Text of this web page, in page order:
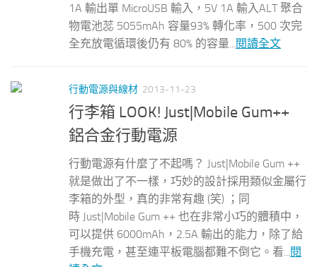
1A 輸出單 MicroUSB 輸入，5V 1A 輸入ALT 聚合
物電池蕊 5055mAh 容量93% 轉化率，500 次完
全充放電循環後仍有 80% 的容量...閱讀全文
行動電源與線材 2013-11-23
行李箱 LOOK! Just|Mobile Gum++
鋁合金行動電源
行動電源有什麼了不起嗎？ Just|Mobile Gum ++
就是做出了不一樣，巧妙的設計採用類似金屬行
李箱的外型，真的非常有趣 (笑) ；同
時 Just|Mobile Gum ++ 也在非常小巧的體積中，
可以提供 6000mAh，2.5A 輸出的能力，除了給
手機充電，甚至連平板電腦都難不倒它。看...閱